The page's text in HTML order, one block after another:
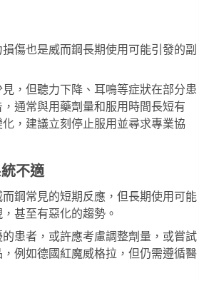
傷也是威而鋼長期使用可能引發的副
，但聽力下降、耳鳴等症狀在部分患
通常與用藥劑量和服用時間長短有
，建議立刻停止服用並尋求專業協
不適
鋼常見的短期反應，但長期使用可能
甚至有惡化的趨勢。
患者，或許應考慮調整劑量，或嘗試
例如德國紅魔威格拉 ，但仍需遵循醫